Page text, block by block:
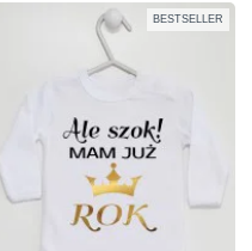
BESTSELLER